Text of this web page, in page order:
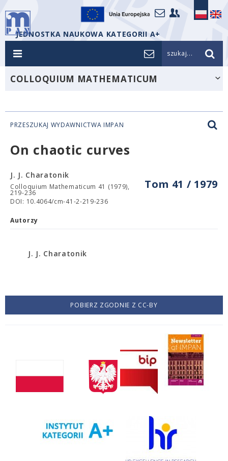
JEDNOSTKA NAUKOWA KATEGORII A+
szukaj...
COLLOQUIUM MATHEMATICUM
PRZESZUKAJ WYDAWNICTWA IMPAN
On chaotic curves
Tom 41 / 1979
J. J. Charatonik
Colloquium Mathematicum 41 (1979),
219-236
DOI: 10.4064/cm-41-2-219-236
Autorzy
J. J. Charatonik
POBIERZ ZGODNIE Z CC-BY